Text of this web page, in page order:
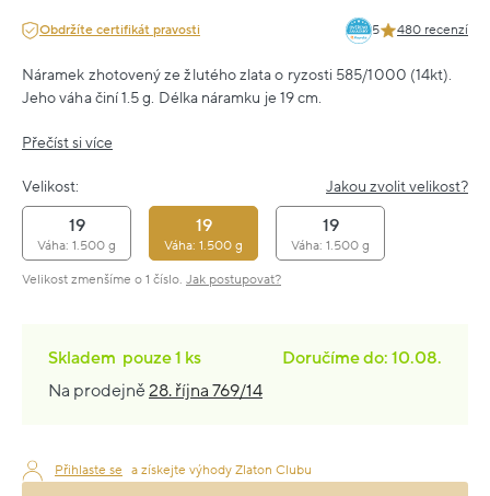
Obdržíte certifikát pravosti 5 480 recenzí
Náramek zhotovený ze žlutého zlata o ryzosti 585/1000 (14kt).
Jeho váha činí 1.5 g. Délka náramku je 19 cm.
Přečíst si více
Velikost: Jakou zvolit velikost?
19
Váha: 1.500 g
19
Váha: 1.500 g
19
Váha: 1.500 g
Velikost zmenšíme o 1 číslo. Jak postupovat?
Skladem pouze1 ks
Doručíme do: 10.08.
Na prodejně28. října 769/14
Přihlaste se a získejte výhody Zlaton Clubu